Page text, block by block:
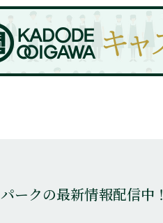
パークの最新情報配信中！